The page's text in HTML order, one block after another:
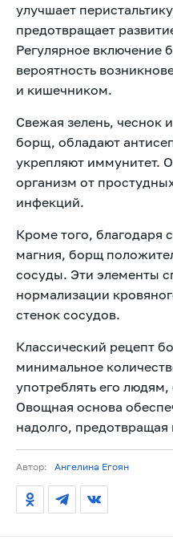
улучшает
предотвращает
Регулярное включение
вероятность
и кишечником.
Свежая зелень, чеснок
борщ, обладают
укрепляют иммунитет.
организм от
инфекций.
Кроме того, благодаря
магния, борщ
сосуды. Эти элементы
нормализации
стенок сосудов.
Классический рецепт
минимальное
употреблять его
Овощная основа
надолго, предотвращая
Автор: Ангелина Егоян